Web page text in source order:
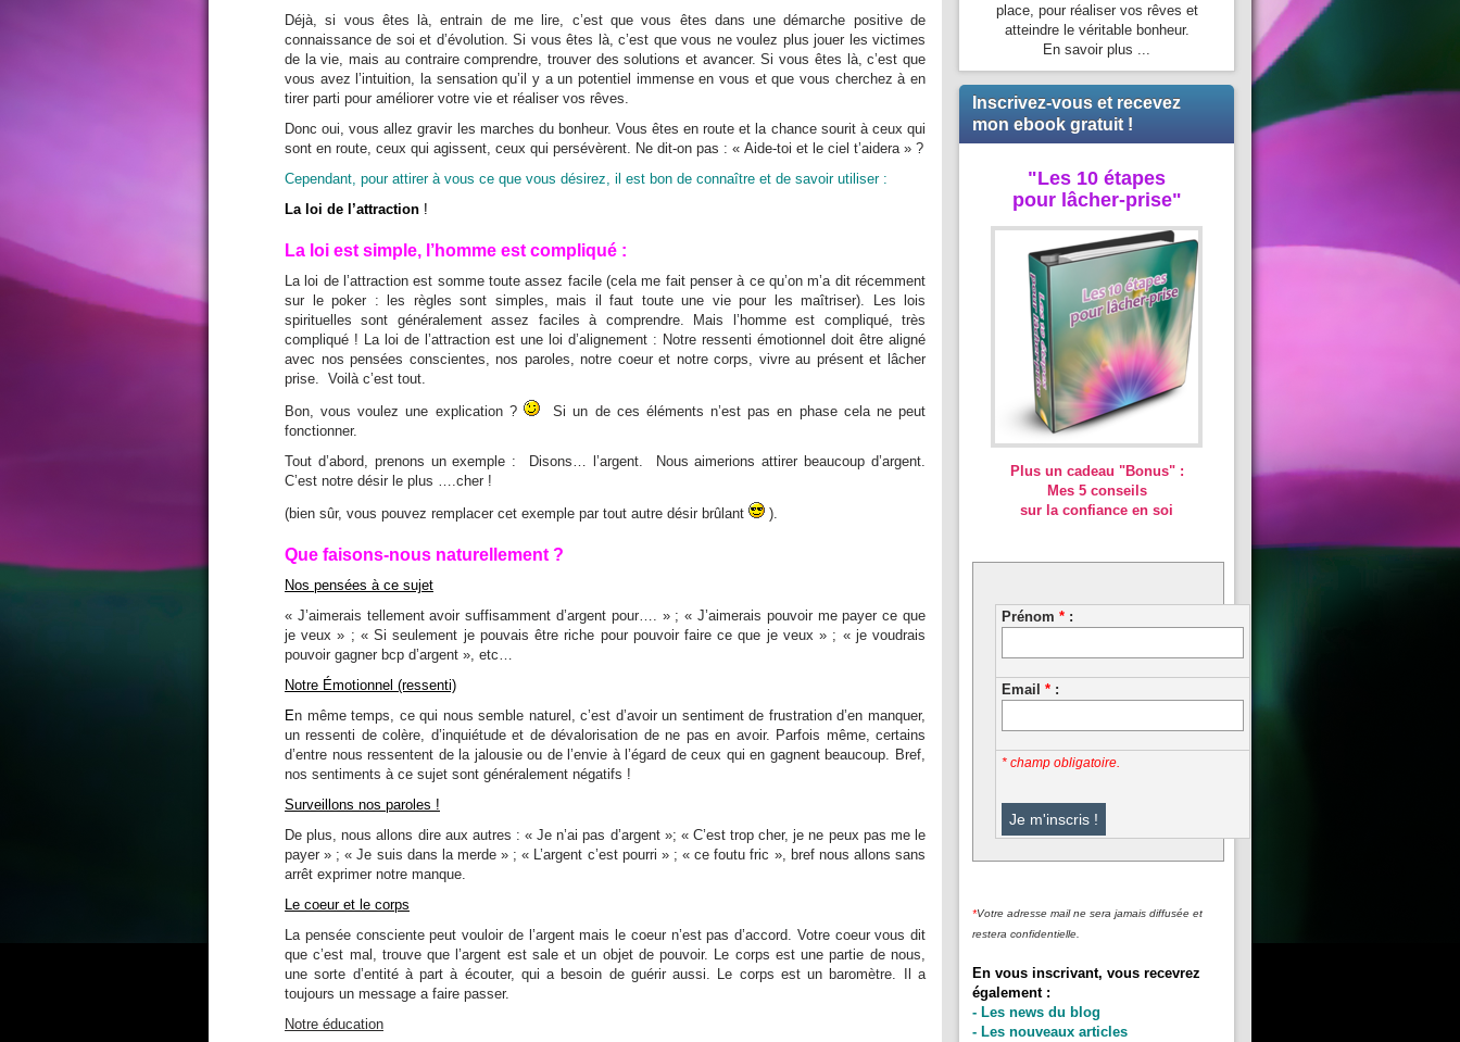
Déjà, si vous êtes là, entrain de me lire, c’est que vous êtes dans une démarche positive de
connaissance de soi et d’évolution. Si vous êtes là, c’est que vous ne voulez plus jouer les victimes
de la vie, mais au contraire comprendre, trouver des solutions et avancer. Si vous êtes là, c’est que
vous avez l’intuition, la sensation qu’il y a un potentiel immense en vous et que vous cherchez à en
tirer parti pour améliorer votre vie et réaliser vos rêves.
Donc oui, vous allez gravir les marches du bonheur. Vous êtes en route et la chance sourit à ceux qui
sont en route, ceux qui agissent, ceux qui persévèrent. Ne dit-on pas : « Aide-toi et le ciel t’aidera » ?
Cependant, pour attirer à vous ce que vous désirez, il est bon de connaître et de savoir utiliser :
La loi de l’attraction !
La loi est simple, l’homme est compliqué :
La loi de l’attraction est somme toute assez facile (cela me fait penser à ce qu’on m’a dit récemment
sur le poker : les règles sont simples, mais il faut toute une vie pour les maîtriser). Les lois
spirituelles sont généralement assez faciles à comprendre. Mais l’homme est compliqué, très
compliqué ! La loi de l’attraction est une loi d’alignement : Notre ressenti émotionnel doit être aligné
avec nos pensées conscientes, nos paroles, notre coeur et notre corps, vivre au présent et lâcher
prise. Voilà c’est tout.
Bon, vous voulez une explication ?
Si un de ces éléments n’est pas en phase cela ne peut
fonctionner.
Tout d’abord, prenons un exemple : Disons… l’argent. Nous aimerions attirer beaucoup d’argent.
C’est notre désir le plus ….cher !
(bien sûr, vous pouvez remplacer cet exemple par tout autre désir brûlant
).
Que faisons-nous naturellement ?
Nos pensées à ce sujet
« J’aimerais tellement avoir suffisamment d’argent pour…. » ; « J’aimerais pouvoir me payer ce que
je veux » ; « Si seulement je pouvais être riche pour pouvoir faire ce que je veux » ; « je voudrais
pouvoir gagner bcp d’argent », etc…
Notre Émotionnel (ressenti)
En même temps, ce qui nous semble naturel, c’est d’avoir un sentiment de frustration d’en manquer,
un ressenti de colère, d’inquiétude et de dévalorisation de ne pas en avoir. Parfois même, certains
d’entre nous ressentent de la jalousie ou de l’envie à l’égard de ceux qui en gagnent beaucoup. Bref,
nos sentiments à ce sujet sont généralement négatifs !
Surveillons nos paroles !
De plus, nous allons dire aux autres : « Je n’ai pas d’argent »; « C’est trop cher, je ne peux pas me le
payer » ; « Je suis dans la merde » ; « L’argent c’est pourri » ; « ce foutu fric », bref nous allons sans
arrêt exprimer notre manque.
Le coeur et le corps
La pensée consciente peut vouloir de l’argent mais le coeur n’est pas d’accord. Votre coeur vous dit
que c’est mal, trouve que l’argent est sale et un objet de pouvoir. Le corps est une partie de nous,
une sorte d’entité à part à écouter, qui a besoin de guérir aussi. Le corps est un baromètre. Il a
toujours un message a faire passer.
Notre éducation
place, pour réaliser vos rêves et
atteindre le véritable bonheur.
En savoir plus ...
Inscrivez-vous et recevez
mon ebook gratuit !
"Les 10 étapes
pour lâcher-prise"
Plus un cadeau "Bonus" :
Mes 5 conseils
sur la confiance en soi
Prénom * :
Email * :
* champ obligatoire.
*Votre adresse mail ne sera jamais diffusée et
restera confidentielle.
En vous inscrivant, vous recevrez
également :
- Les news du blog
- Les nouveaux articles